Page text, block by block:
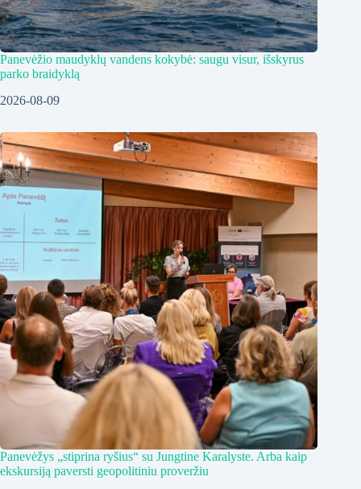
Panevėžio maudyklų vandens kokybė: saugu visur, išskyrus
parko braidyklą
2026-08-09
Panevėžys „stiprina ryšius“ su Jungtine Karalyste. Arba kaip
ekskursiją paversti geopolitiniu proveržiu